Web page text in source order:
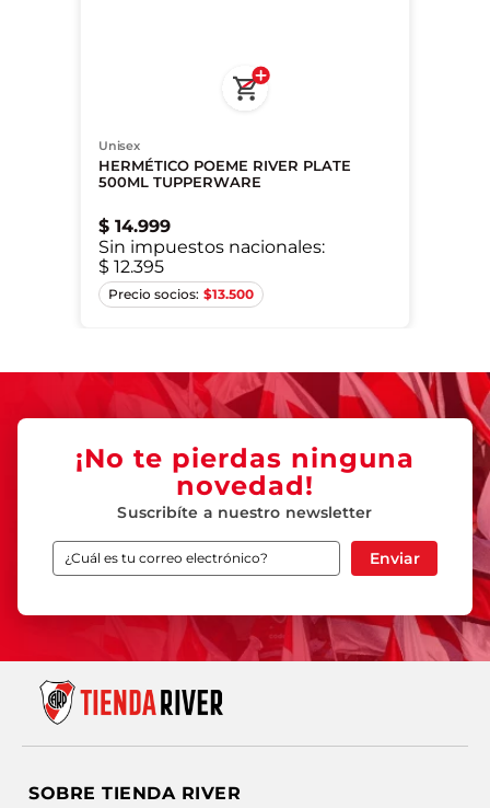
Unisex
HERMÉTICO POEME RIVER PLATE
500ML TUPPERWARE
$ 14.999
Sin impuestos nacionales:
$ 12.395
$13.500
¡No te pierdas ninguna
novedad!
Suscribíte a nuestro newsletter
Enviar
SOBRE TIENDA RIVER